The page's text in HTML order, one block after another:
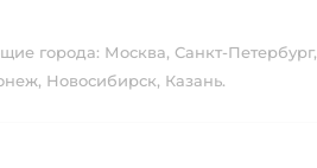
города: Москва, Санкт-Петербург,
Новосибирск, Казань.